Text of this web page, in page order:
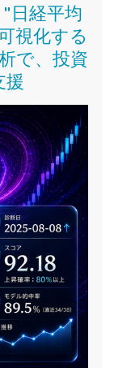
"日経平均
視化する
で、投資
援